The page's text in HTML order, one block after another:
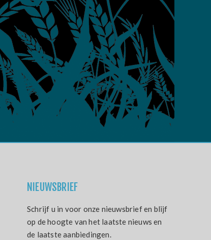
NIEUWSBRIEF
Schrijf u in voor onze nieuwsbrief en blijf
op de hoogte van het laatste nieuws en
de laatste aanbiedingen.